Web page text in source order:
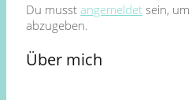
Du musst angemeldet sein,
abzugeben.
Über mich